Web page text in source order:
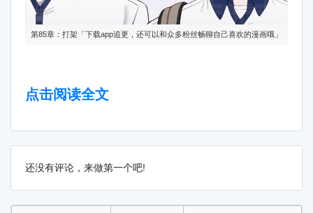
第85章：打架「下载app追更，还可以和众多粉丝畅聊自己喜欢的漫画哦」
点击阅读全文
还没有评论，来做第一个吧!